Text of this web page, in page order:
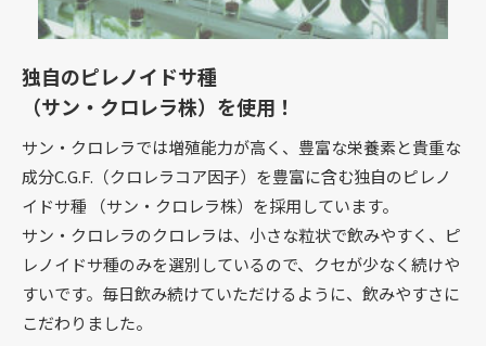
独自のピレノイドサ種
（サン・クロレラ株）を使用！
サン・クロレラでは増殖能力が高く、豊富な栄養素と貴重な
成分C.G.F.（クロレラコア因子）を豊富に含む独自のピレノ
イドサ種 （サン・クロレラ株）を採用しています。
サン・クロレラのクロレラは、小さな粒状で飲みやすく、ピ
レノイドサ種のみを選別しているので、クセが少なく続けや
すいです。毎日飲み続けていただけるように、飲みやすさに
こだわりました。